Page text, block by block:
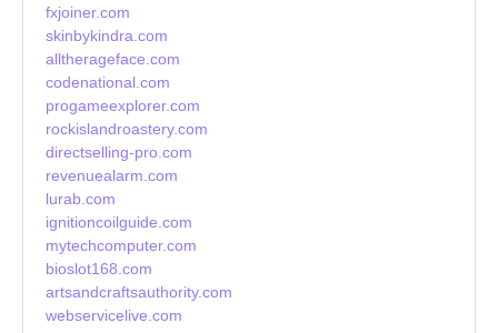
fxjoiner.com
skinbykindra.com
alltherageface.com
codenational.com
progameexplorer.com
rockislandroastery.com
directselling-pro.com
revenuealarm.com
lurab.com
ignitioncoilguide.com
mytechcomputer.com
bioslot168.com
artsandcraftsauthority.com
webservicelive.com